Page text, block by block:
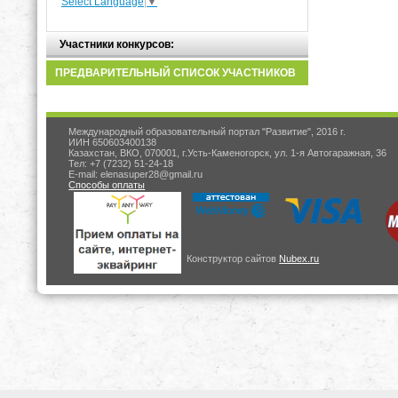
Участники конкурсов:
ПРЕДВАРИТЕЛЬНЫЙ СПИСОК УЧАСТНИКОВ
Международный образовательный портал "Развитие", 2016 г.
ИИН 650603400138
Казахстан, ВКО, 070001, г.Усть-Каменогорск, ул. 1-я Автогаражная, 36
Тел: +7 (7232) 51-24-18
E-mail: elenasuper28@gmail.ru
Способы оплаты
Конструктор сайтов Nubex.ru